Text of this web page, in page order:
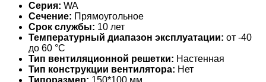
Серия: WA
Сечение: Прямоугольное
Срок службы: 10 лет
Температурный диапазон эксплуатации: от -40
до 60 °С
Тип вентиляционной решетки: Настенная
Тип конструкции вентилятора: Нет
Типоразмер: 150*100 мм